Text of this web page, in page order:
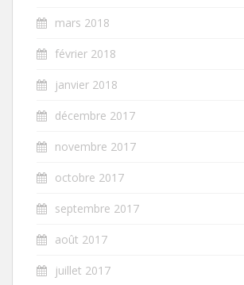
mars 2018
février 2018
janvier 2018
décembre 2017
novembre 2017
octobre 2017
septembre 2017
août 2017
juillet 2017